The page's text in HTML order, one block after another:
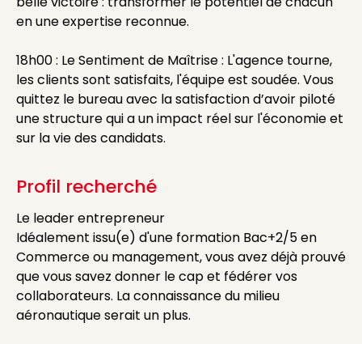
en une expertise reconnue.
18h00 : Le Sentiment de Maîtrise : L'agence tourne,
les clients sont satisfaits, l'équipe est soudée. Vous
quittez le bureau avec la satisfaction d’avoir piloté
une structure qui a un impact réel sur l'économie et
sur la vie des candidats.
Profil recherché
Le leader entrepreneur
Idéalement issu(e) d'une formation Bac+2/5 en
Commerce ou management, vous avez déjà prouvé
que vous savez donner le cap et fédérer vos
collaborateurs. La connaissance du milieu
aéronautique serait un plus.